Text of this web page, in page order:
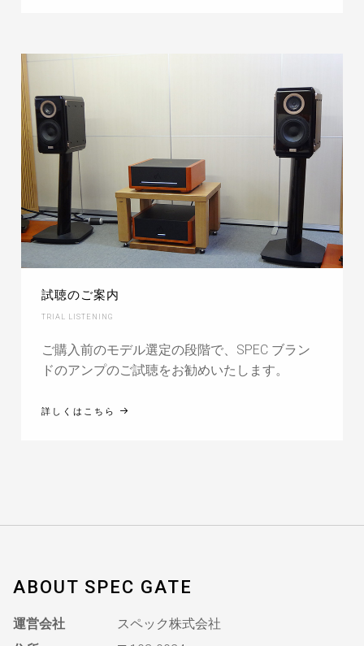
試聴のご案内
TRIAL LISTENING
ご購入前のモデル選定の段階で、SPEC ブラン
ドのアンプのご試聴をお勧めいたします。
詳しくはこちら
ABOUT SPEC GATE
運営会社
スペック株式会社